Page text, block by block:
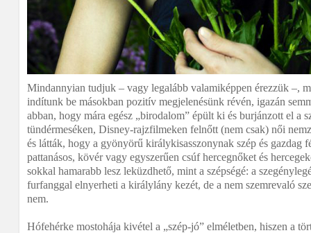
Mindannyian tudjuk – vagy legalább valamiképpen érezzük –,
indítunk be másokban pozitív megjelenésünk révén, igazán
abban, hogy mára egész „birodalom” épült ki és burjánzott el a
tündérmeséken, Disney-rajzfilmeken felnőtt (nem csak) női
és látták, hogy a gyönyörű királykisasszonynak szép és gazdag
pattanásos, kövér vagy egyszerűen csúf hercegnőket és
sokkal hamarabb lesz leküzdhető, mint a szépségé: a
furfanggal elnyerheti a királylány kezét, de a nem szemrevaló
nem.
Hófehérke mostohája kivétel a „szép-jó” elméletben, hiszen a